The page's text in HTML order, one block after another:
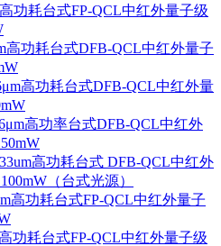
功耗台式FP-QCL中红外量子级
高功耗台式DFB-QCL中红外量子
高功耗台式DFB-QCL中红外量
高功率台式DFB-QCL中红外
高功耗台式 DFB-QCL中红外
（台式光源）
高功耗台式FP-QCL中红外量子
功耗台式FP-QCL中红外量子级